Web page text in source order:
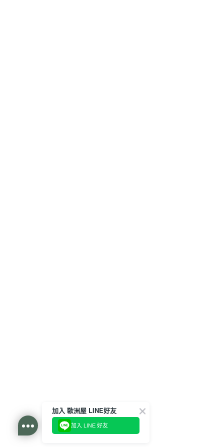
加入 歐洲屋 LINE好友
加入 LINE 好友